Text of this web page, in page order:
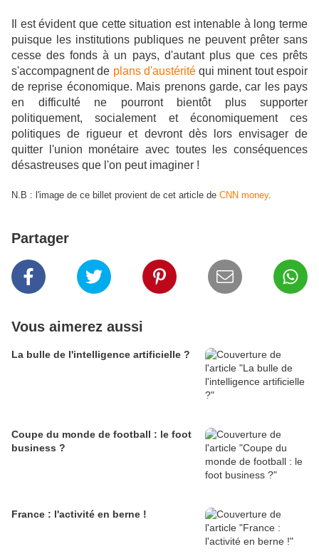
Il est évident que cette situation est intenable à long terme
puisque les institutions publiques ne peuvent prêter sans
cesse des fonds à un pays, d'autant plus que ces prêts
s'accompagnent de plans d'austéritéqui minent tout espoir
de reprise économique. Mais prenons garde, car les pays
en difficulté ne pourront bientôt plus supporter
politiquement, socialement et économiquement ces
politiques de rigueur et devront dès lors envisager de
quitter l'union monétaire avec toutes les conséquences
désastreuses que l'on peut imaginer !
N.B : l'image de ce billet provient de cet article de CNN money.
Partager
Vous aimerez aussi
La bulle de l'intelligence artificielle ?
Coupe du monde de football : le foot
business ?
France : l'activité en berne !